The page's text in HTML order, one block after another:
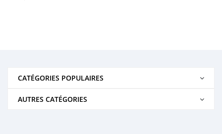
CATÉGORIES POPULAIRES
AUTRES CATÉGORIES